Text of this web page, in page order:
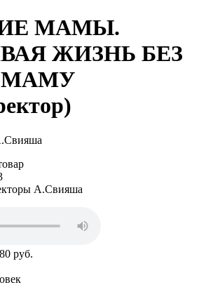
МАМЫ.
ЖИЗНЬ БЕЗ
МАМУ
А.Свияша
руб.